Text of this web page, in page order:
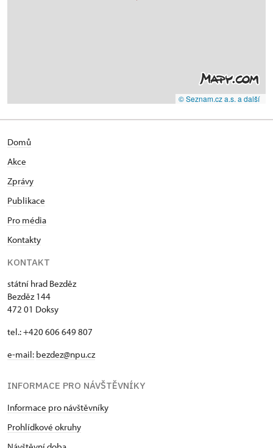
© Seznam.cz a.s. a další
Domů
Akce
Zprávy
Publikace
Pro média
Kontakty
KONTAKT
státní hrad Bezděz
Bezděz 144
472 01 Doksy
tel.: +420 606 649 807
e-mail: bezdez@npu.cz
INFORMACE PRO NÁVŠTĚVNÍKY
Informace pro návštěvníky
Prohlídkové okruhy